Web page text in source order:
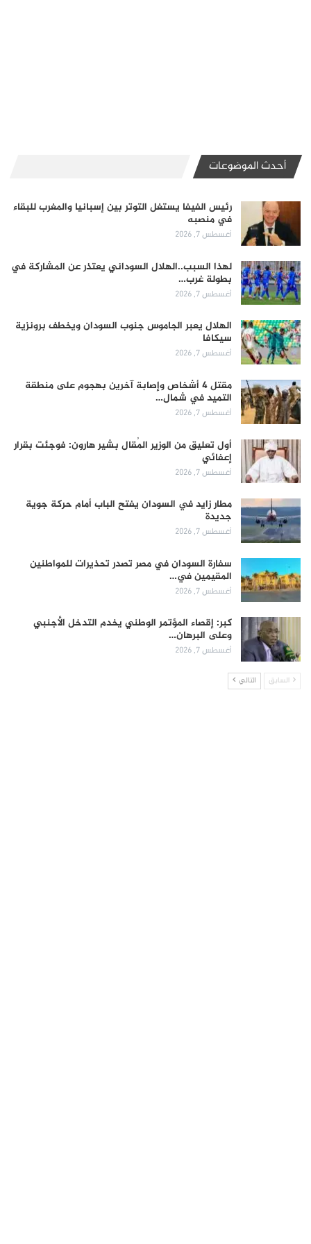
أحدث الموضوعات
رئيس الفيفا يستغل التوتر بين إسبانيا والمغرب للبقاء
في منصبه
أغسطس 7, 2026
لهذا السبب..الهلال السوداني يعتذر عن المشاركة في
بطولة غرب…
أغسطس 7, 2026
الهلال يعبر الجاموس جنوب السودان ويخطف برونزية
سيكافا
أغسطس 7, 2026
مقتل 4 أشخاص وإصابة آخرين بهجوم على منطقة
التميد في شمال…
أغسطس 7, 2026
أول تعليق من الوزير المُقال بشير هارون: فوجئت بقرار
إعفائي
أغسطس 7, 2026
مطار زايد في السودان يفتح الباب أمام حركة جوية
جديدة
أغسطس 7, 2026
سفارة السودان في مصر تصدر تحذيرات للمواطنين
المقيمين في…
أغسطس 7, 2026
كبر: إقصاء المؤتمر الوطني يخدم التدخل الأجنبي
وعلى البرهان…
أغسطس 7, 2026
السابق التالي